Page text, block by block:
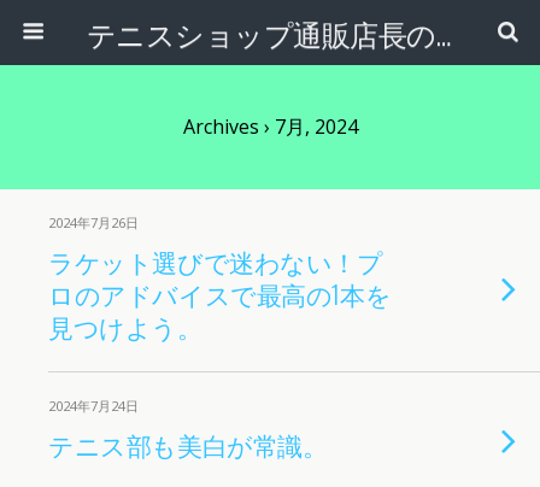
テニスショップ通販店長のブログ＠テニスショップLAFINO 西山克久
Archives › 7月, 2024
2024年7月26日
ラケット選びで迷わない！プ
ロのアドバイスで最高の1本を
見つけよう。
2024年7月24日
テニス部も美白が常識。